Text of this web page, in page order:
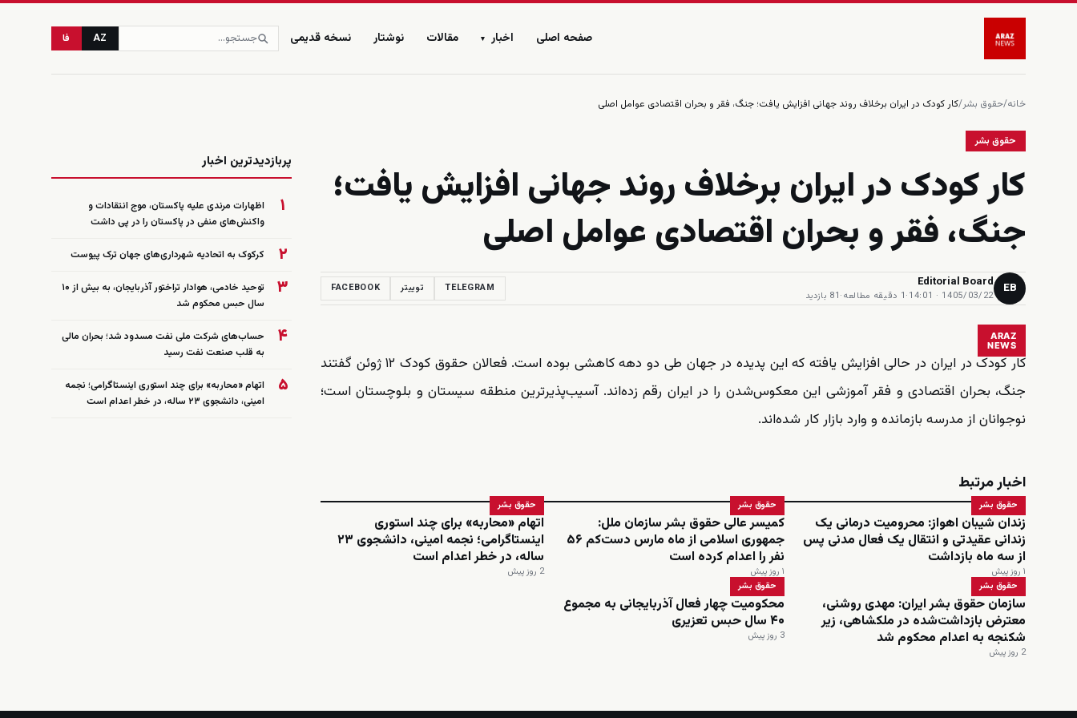
صفحه اصلی اخبار ▾ مقالات نوشتار نسخه قدیمی AZ فا
خانه/حقوق بشر/کار کودک در ایران برخلاف روند جهانی افزایش یافت؛ جنگ، فقر و بحران اقتصادی عوامل اصلی
حقوق بشر
کار کودک در ایران برخلاف روند جهانی افزایش یافت؛
جنگ، فقر و بحران اقتصادی عوامل اصلی
EB
Editorial Board
1405/03/22 · 14:01
·1 دقیقه مطالعه ·81 بازدید
TELEGRAM توییتر FACEBOOK
ARAZ
NEWS
کار کودک در ایران در حالی افزایش یافته که این پدیده در جهان طی دو دهه کاهشی بوده است. فعالان حقوق کودک ۱۲ ژوئن گفتند
جنگ، بحران اقتصادی و فقر آموزشی این معکوس‌شدن را در ایران رقم زده‌اند. آسیب‌پذیرترین منطقه سیستان و بلوچستان است؛
نوجوانان از مدرسه بازمانده و وارد بازار کار شده‌اند.
اخبار مرتبط
حقوق بشر
زندان شیبان اهواز: محرومیت درمانی یک
زندانی عقیدتی و انتقال یک فعال مدنی پس
از سه ماه بازداشت
۱ روز پیش
حقوق بشر
کمیسر عالی حقوق بشر سازمان ملل:
جمهوری اسلامی از ماه مارس دست‌کم ۵۶
نفر را اعدام کرده است
۱ روز پیش
حقوق بشر
اتهام «محاربه» برای چند استوری
اینستاگرامی؛ نجمه امینی، دانشجوی ۲۳
ساله، در خطر اعدام است
2 روز پیش
حقوق بشر
سازمان حقوق بشر ایران: مهدی روشنی،
معترض بازداشت‌شده در ملکشاهی، زیر
شکنجه به اعدام محکوم شد
2 روز پیش
حقوق بشر
محکومیت چهار فعال آذربایجانی به مجموع
۴۰ سال حبس تعزیری
3 روز پیش
پربازدیدترین اخبار
۱
اظهارات مرندی علیه پاکستان، موج انتقادات و
واکنش‌های منفی در پاکستان را در پی داشت
۲ کرکوک به اتحادیه شهرداری‌های جهان ترک پیوست
۳
توحید خادمی، هوادار تراختور آذربایجان، به بیش از ۱۰
سال حبس محکوم شد
۴
حساب‌های شرکت ملی نفت مسدود شد؛ بحران مالی
به قلب صنعت نفت رسید
۵
اتهام «محاربه» برای چند استوری اینستاگرامی؛ نجمه
امینی، دانشجوی ۲۳ ساله، در خطر اعدام است